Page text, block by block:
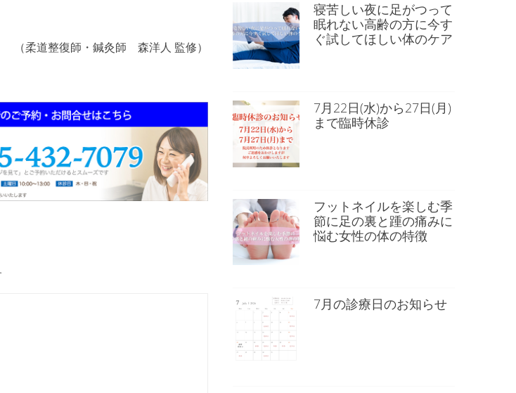
（柔道整復師・鍼灸師 森洋人 監修）
寝苦しい夜に足がつって
眠れない高齢の方に今す
ぐ試してほしい体のケア
7月22日(水)から27日(月)
まで臨時休診
フットネイルを楽しむ季
節に足の裏と踵の痛みに
悩む女性の体の特徴
7月の診療日のお知らせ